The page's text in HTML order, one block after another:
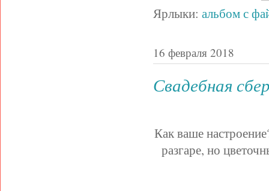
Ярлыки: альбом с
16 февраля 2018
Свадебная
Как ваше
разгаре, но